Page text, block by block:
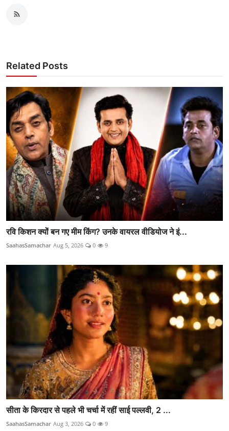
Related Posts
रवि किशन क्यों बन गए मीम किंग? उनके वायरल वीडियोज ने इं...
SaahasSamachar Aug 5, 2026 0 9
सीता के किरदार से पहले भी चर्चा में रहीं साई पल्लवी, 2 ...
SaahasSamachar Aug 3, 2026 0 9